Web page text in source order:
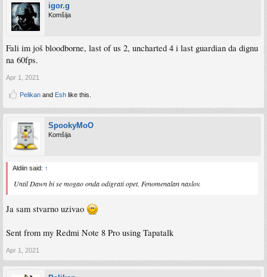
igor.g
Komšija
Fali im još bloodborne, last of us 2, uncharted 4 i last guardian da dignu
na 60fps.
Apr 1, 2021
Pelikan and Esh like this.
SpookyMoO
Komšija
Aldiin said: ↑
Until Dawn bi se mogao onda odigrati opet. Fenomenalan naslov.
Ja sam stvarno uzivao
Sent from my Redmi Note 8 Pro using Tapatalk
Apr 1, 2021